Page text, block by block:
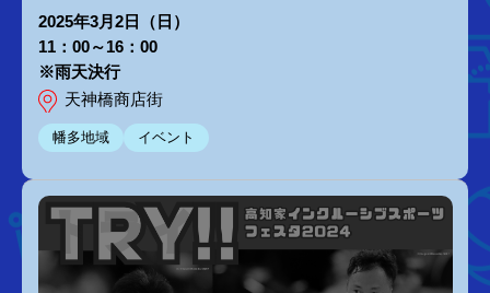
2025年3月2日（日）
11：00～16：00
※雨天決行
天神橋商店街
幡多地域 イベント